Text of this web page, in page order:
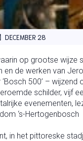
DECEMBER 28
op grootse wijze
en de werken van
500’ – wijzend
schilder, vijf
evenementen,
‘s-Hertogenbosch
in het pittoreske